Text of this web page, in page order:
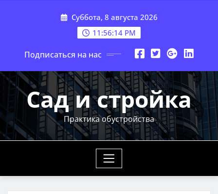
Суббота, 8 августа 2026
11:56:16 PM
Подписаться на нас
Сад и стройка
Практика обустройства